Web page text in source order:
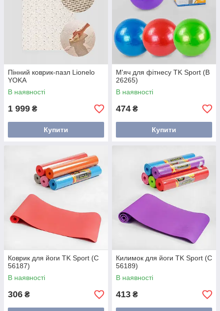
Пінний коврик-пазл Lionelo
YOKA
В наявності
1 999 ₴
Купити
М'яч для фітнесу TK Sport (B
26265)
В наявності
474 ₴
Купити
Коврик для йоги TK Sport (C
56187)
В наявності
306 ₴
Килимок для йоги TK Sport (C
56189)
В наявності
413 ₴